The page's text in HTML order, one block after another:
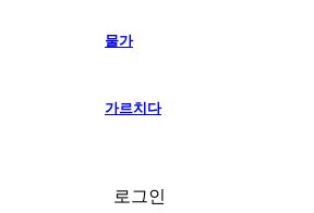
물가
가르치다
로그인